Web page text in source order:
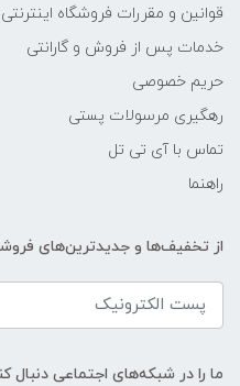
قوانین و مقررات فروشگاه
خدمات پس از فروش و گارانتی
حریم خصوصی
رهگیری مرسولات پستی
تماس با آی تی تل
راهنما
از تخفیف‌ها و جدیدترین‌های
ما را در شبکه‌های اجتماعی دنبال